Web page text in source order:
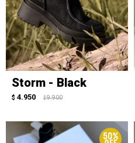
Storm - Black
$ 4.950 $ 9.900